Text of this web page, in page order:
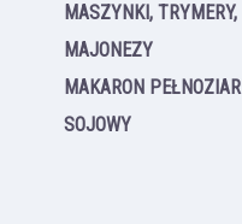
MASZYNKI,
MAJONEZY
MAKARON
SOJOWY